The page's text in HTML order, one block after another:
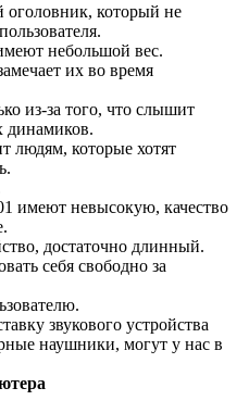
оголовник, который не
небольшой вес.
их во время
из-за того, что слышит
динамиков.
людям, которые хотят
имеют невысокую, качество
достаточно длинный.
себя свободно за
звукового устройства
наушники, могут у нас в